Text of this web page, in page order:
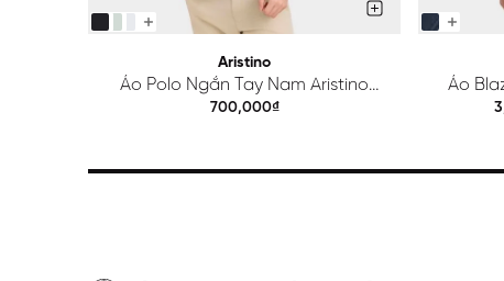
Aristino
Áo Polo Ngắn Tay Nam Aristino
Regular APS615EDP01
700,000₫
Áo